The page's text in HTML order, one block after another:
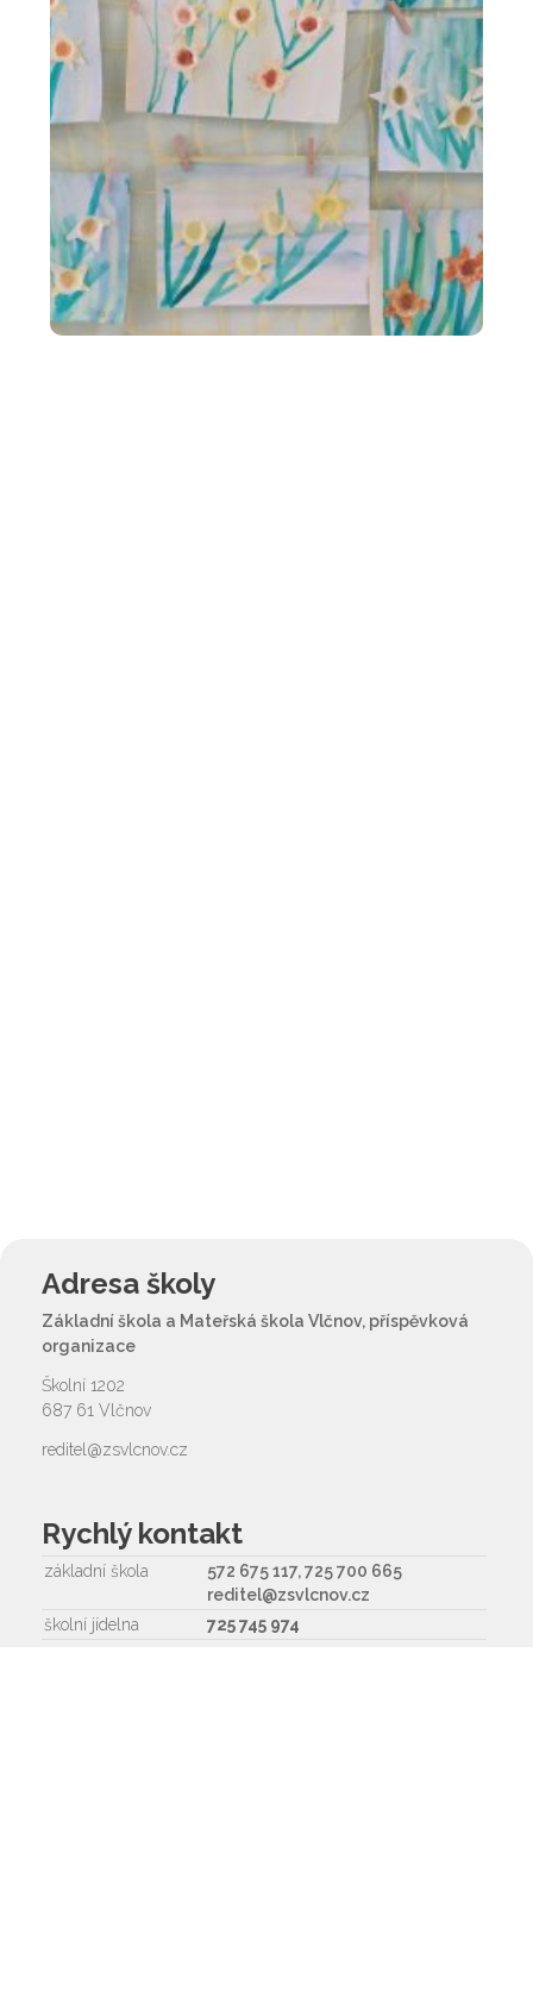
Adresa školy
Základní škola a Mateřská škola Vlčnov, příspěvková
organizace
Školní 1202
687 61 Vlčnov
reditel@zsvlcnov.cz
Rychlý kontakt
základní škola
572 675 117, 725 700 665
reditel@zsvlcnov.cz
školní jídelna
725 745 974